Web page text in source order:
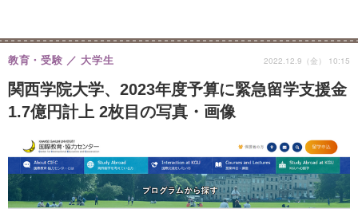
関西学院大学、2023年度予算に緊急留学支援金
1.7億円計上 2枚目の写真・画像
教育・受験 大学生 2022.12.9（金） 10:15